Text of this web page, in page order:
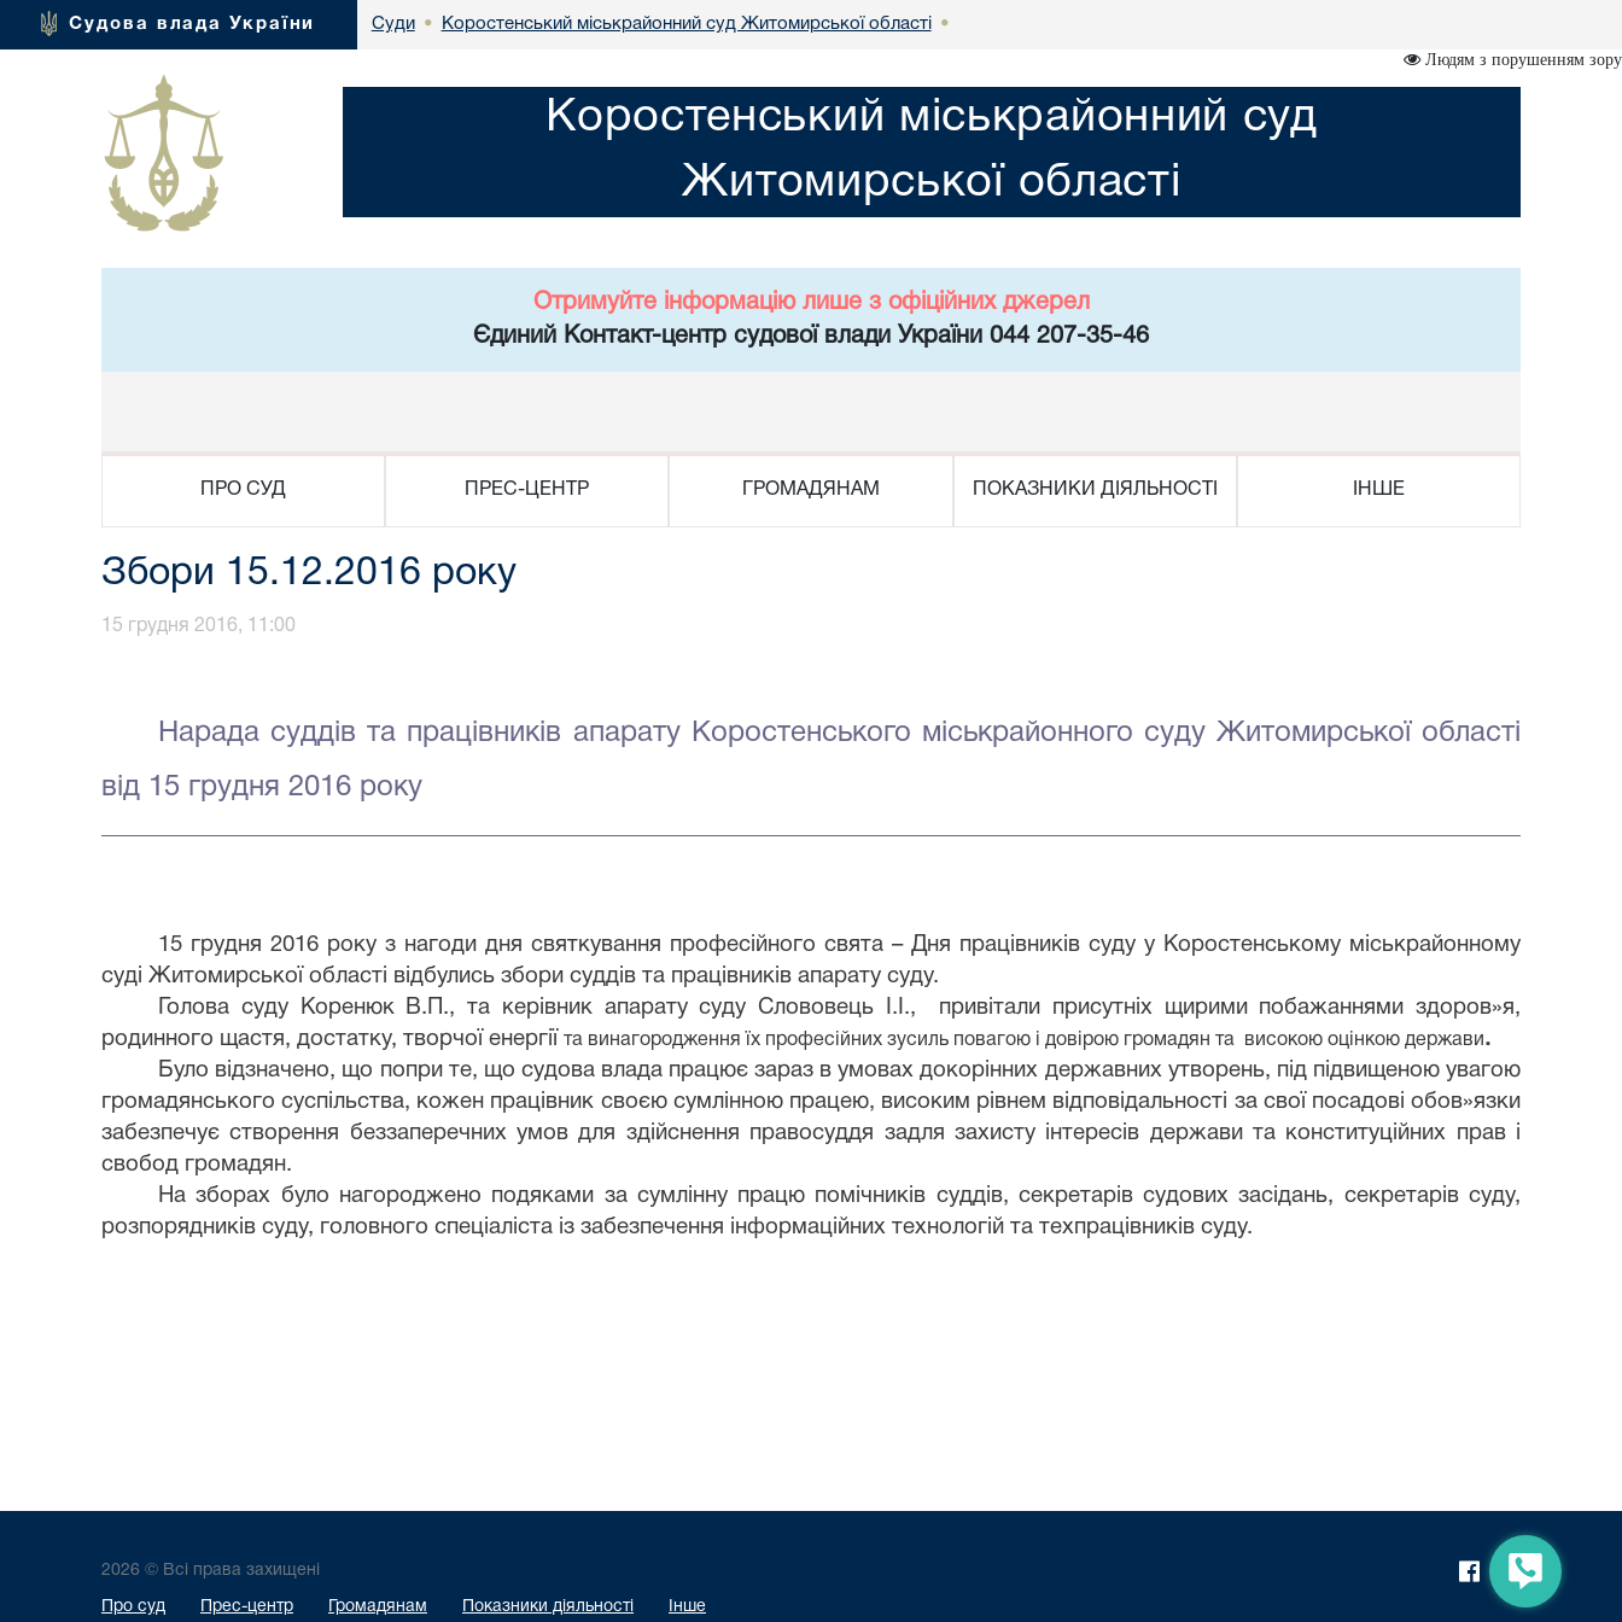
Судова влада України Суди • Коростенський міськрайонний суд Житомирської області •
Людям з порушенням зору
Коростенський міськрайонний суд
Житомирської області
Отримуйте інформацію лише з офіційних джерел
Єдиний Контакт-центр судової влади України 044 207-35-46
ПРО СУД ПРЕС-ЦЕНТР ГРОМАДЯНАМ ПОКАЗНИКИ ДІЯЛЬНОСТІ ІНШЕ
Збори 15.12.2016 року
15 грудня 2016, 11:00
Нарада суддів та працівників апарату Коростенського міськрайонного суду Житомирськоїобласті
від 15 грудня 2016 року
15 грудня 2016 рокуз нагоди дня святкування професійного свята – Дня працівників судуу Коростенському міськрайонному
суді Житомирської області відбулись збори суддів та працівників апарату суду.
Голова суду Коренюк В.П., та керівник апарату суду Слововець І.І., привітали присутніх щирими побажаннями здоров»я,
родинного щастя, достатку, творчої енергії та винагородження їх професійних зусиль повагою і довірою громадян та високою оцінкою держави.
Було відзначено, що попри те, що судова влада працює зараз в умовах докорінних державних утворень, під підвищеною увагою
громадянського суспільства, кожен працівник своєю сумлінною працею, високим рівнем відповідальності за свої посадові обов»язки
забезпечує створення беззаперечних умов для здійснення правосуддя задля захисту інтересів держави та конституційних прав і
свобод громадян.
На зборах було нагороджено подяками за сумлінну працю помічників суддів, секретарів судових засідань, секретарів суду,
розпорядників суду, головного спеціаліста із забезпечення інформаційних технологій та техпрацівників суду.
2026 © Всі права захищені
Про суд Прес-центр Громадянам Показники діяльності Інше